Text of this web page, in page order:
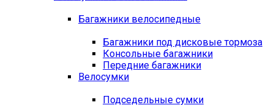
Багажники велосипедные
Багажники под дисковые тормоза
Консольные багажники
Передние багажники
Велосумки
Подседельные сумки